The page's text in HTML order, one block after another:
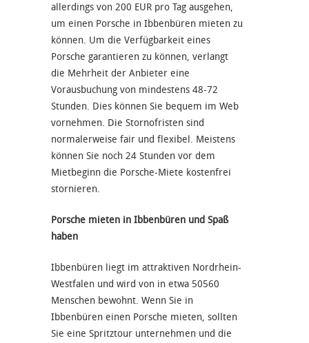
allerdings von 200 EUR pro Tag ausgehen,
um einen Porsche in Ibbenbüren mieten zu
können. Um die Verfügbarkeit eines
Porsche garantieren zu können, verlangt
die Mehrheit der Anbieter eine
Vorausbuchung von mindestens 48-72
Stunden. Dies können Sie bequem im Web
vornehmen. Die Stornofristen sind
normalerweise fair und flexibel. Meistens
können Sie noch 24 Stunden vor dem
Mietbeginn die Porsche-Miete kostenfrei
stornieren.
Porsche mieten in Ibbenbüren und Spaß
haben
Ibbenbüren liegt im attraktiven Nordrhein-
Westfalen und wird von in etwa 50560
Menschen bewohnt. Wenn Sie in
Ibbenbüren einen Porsche mieten, sollten
Sie eine Spritztour unternehmen und die